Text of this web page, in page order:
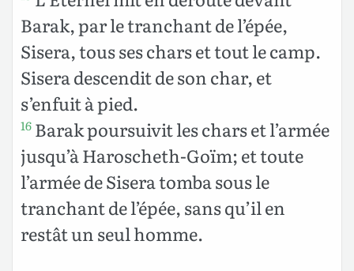
Barak, par le tranchant de l’épée,
Sisera, tous ses chars et tout le camp.
Sisera descendit de son char, et
s’enfuit à pied.
16 Barak poursuivit les chars et l’armée
jusqu’à Haroscheth-Goïm; et toute
l’armée de Sisera tomba sous le
tranchant de l’épée, sans qu’il en
restât un seul homme.